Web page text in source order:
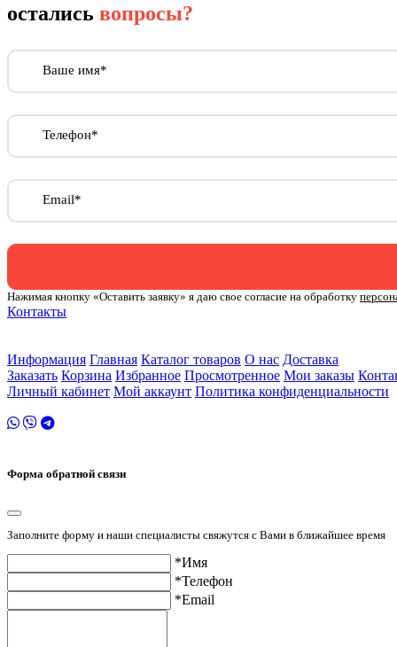
остались вопросы?
Ваше имя*
Телефон*
Email*
Нажимая кнопку «Оставить заявку» я даю свое согласие на обработку
Контакты
Информация Главная Каталог товаров О нас Доставка
Заказать Корзина Избранное Просмотренное Мои заказы
Личный кабинет Мой аккаунт Политика конфиденциальности
Форма обратной связи
Заполните форму и наши специалисты свяжутся с Вами в ближайшее время
*Имя
*Телефон
*Email